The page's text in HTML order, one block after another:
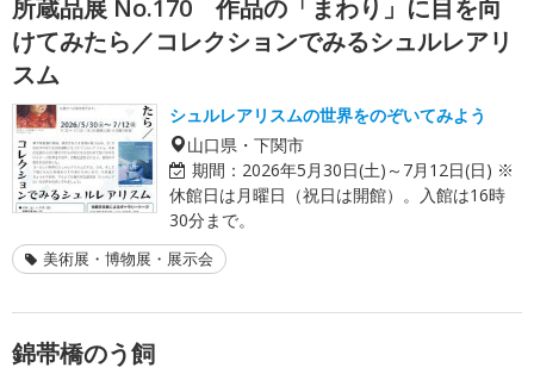
所蔵品展 No.170 作品の「まわり」に目を向
けてみたら／コレクションでみるシュルレアリ
スム
シュルレアリスムの世界をのぞいてみよう
山口県・下関市
期間： 2026年5月30日(土)～7月12日(日) ※
休館日は月曜日（祝日は開館）。入館は16時
30分まで。
美術展・博物展・展示会
錦帯橋のう飼